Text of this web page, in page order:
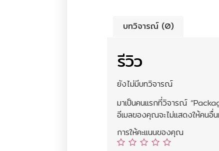
บทวิจารณ์ (0)
รีวิว
ยังไม่มีบทวิจารณ์
มาเป็นคนแรกที่วิจารณ์
อีเมลของคุณจะไม่แสดงให้คนอื่น
การให้คะแนนของคุณ